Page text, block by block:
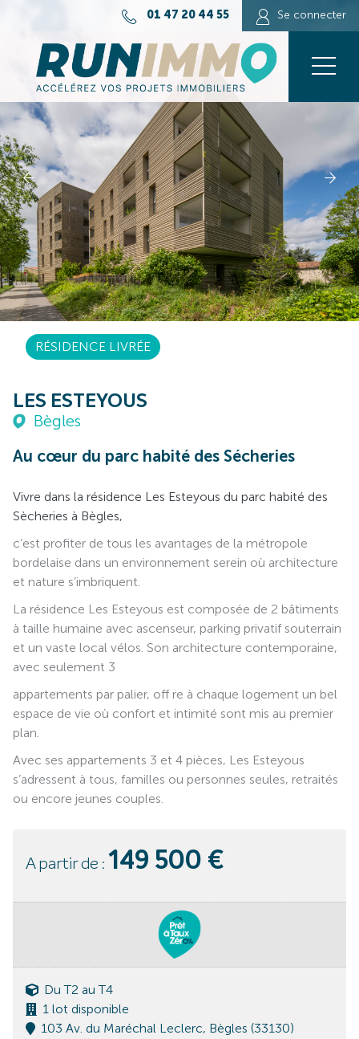
01 47 20 44 55 Se connecter
RÉSIDENCE LIVRÉE
LES ESTEYOUS
Bègles
Au cœur du parc habité des Sécheries
Vivre dans la résidence Les Esteyous du parc habité des
Sècheries à Bègles,
c’est profiter de tous les avantages de la métropole
bordelaise dans un environnement serein où architecture
et nature s’imbriquent.
La résidence Les Esteyous est composée de 2 bâtiments
à taille humaine avec ascenseur, parking privatif souterrain
et un vaste local vélos. Son architecture contemporaine,
avec seulement 3
appartements par palier, off re à chaque logement un bel
espace de vie où confort et intimité sont mis au premier
plan.
Avec ses appartements 3 et 4 pièces, Les Esteyous
s’adressent à tous, familles ou personnes seules, retraités
ou encore jeunes couples.
A partir de : 149 500 €
Du T2 au T4
1 lot disponible
103 Av. du Maréchal Leclerc, Bègles (33130)